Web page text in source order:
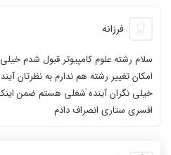
فرزانه
سلام رشته علوم کامپیوتر قبول شدم خیلی
امکان تغییر رشته هم ندارم به نظرتان
خیلی نگران آینده َشغلی هستم ضمن
افسری ستاری انصراف دادم